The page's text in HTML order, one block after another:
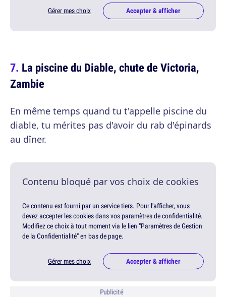
Gérer mes choix Accepter & afficher
La piscine du Diable, chute de Victoria,
Zambie
En même temps quand tu t'appelle piscine du
diable, tu mérites pas d'avoir du rab d'épinards
au dîner.
Contenu bloqué par vos choix de cookies
Ce contenu est fourni par un service tiers. Pour l'afficher, vous
devez accepter les cookies dans vos paramètres de confidentialité.
Modifiez ce choix à tout moment via le lien "Paramètres de Gestion
de la Confidentialité" en bas de page.
Gérer mes choix Accepter & afficher
Publicité